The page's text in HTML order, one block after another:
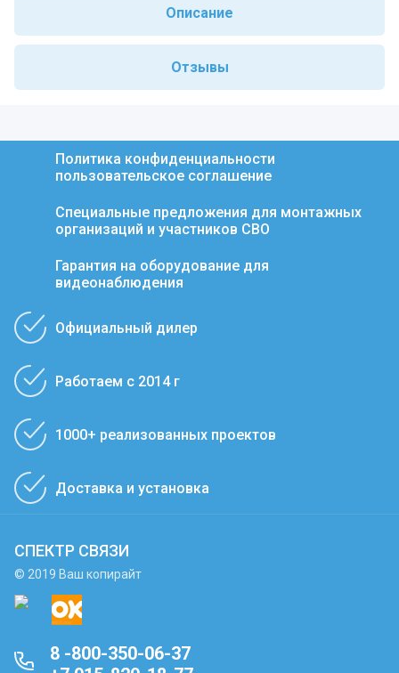
Описание
Отзывы
Политика конфиденциальности
пользовательское соглашение
Специальные предложения для монтажных
организаций и участников СВО
Гарантия на оборудование для
видеонаблюдения
Официальный дилер
Работаем с 2014 г
1000+ реализованных проектов
Доставка и установка
СПЕКТР СВЯЗИ
© 2019 Ваш копирайт
8 -800-350-06-37